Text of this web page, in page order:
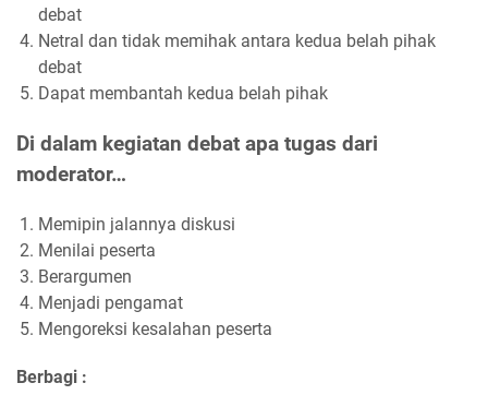
debat
Netral dan tidak memihak antara kedua belah pihak
debat
Dapat membantah kedua belah pihak
Di dalam kegiatan debat apa tugas dari
moderator…
Memipin jalannya diskusi
Menilai peserta
Berargumen
Menjadi pengamat
Mengoreksi kesalahan peserta
Berbagi :